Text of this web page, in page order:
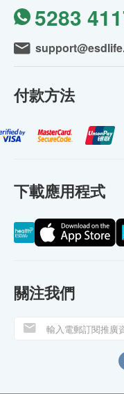
5283
付款方法
下載應用程式
關注我們